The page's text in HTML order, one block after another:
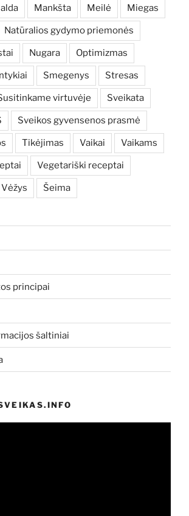
Mankšta Meilė Miegas
Natūralios gydymo priemonės
Nugara Optimizmas
Smegenys Stresas
virtuvėje Sveikata
Sveikos gyvensenos prasmė
Tikėjimas Vaikai Vaikams
Vegetariški receptai
Vėžys Šeima
principai
šaltiniai